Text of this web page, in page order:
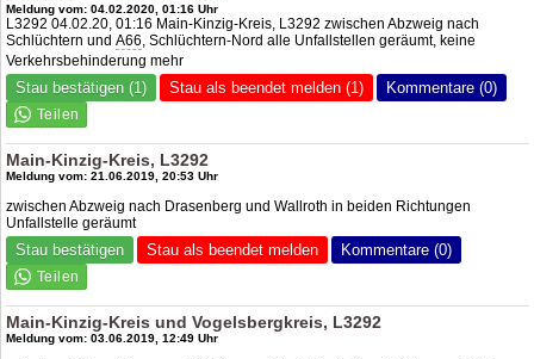
Meldung vom: 04.02.2020, 01:16 Uhr
L3292 04.02.20, 01:16 Main-Kinzig-Kreis, L3292 zwischen Abzweig nach
Schlüchtern undA66, Schlüchtern-Nord alle Unfallstellen geräumt, keine
Verkehrsbehinderung mehr
Stau bestätigen (1) Stau als beendet melden (1) Kommentare (0)
Main-Kinzig-Kreis, L3292
Meldung vom: 21.06.2019, 20:53 Uhr
zwischen Abzweig nach Drasenberg und Wallroth in beiden Richtungen
Unfallstelle geräumt
Stau bestätigen Stau als beendet melden Kommentare (0)
Main-Kinzig-Kreis und Vogelsbergkreis, L3292
Meldung vom: 03.06.2019, 12:49 Uhr